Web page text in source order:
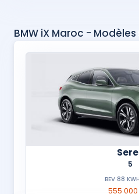
BMW iX Maroc -
5
555 000